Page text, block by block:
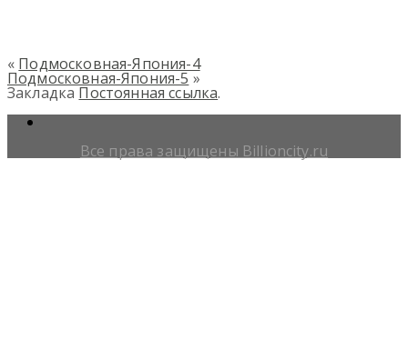
« Подмосковная-Япония-4
Подмосковная-Япония-5 »
Закладка Постоянная ссылка.
Все права защищены Billioncity.ru